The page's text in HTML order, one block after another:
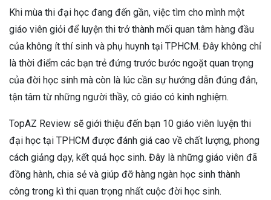
Khi mùa thi đại học đang đến gần, việc tìm cho mình một
giáo viên giỏi để luyện thi trở thành mối quan tâm hàng đầu
của không ít thí sinh và phụ huynh tại TPHCM. Đây không chỉ
là thời điểm các bạn trẻ đứng trước bước ngoặt quan trọng
của đời học sinh mà còn là lúc cần sự hướng dẫn đúng đắn,
tận tâm từ những người thầy, cô giáo có kinh nghiệm.
TopAZ Review sẽ giới thiệu đến bạn 10 giáo viên luyện thi
đại học tại TPHCM được đánh giá cao về chất lượng, phong
cách giảng dạy, kết quả học sinh. Đây là những giáo viên đã
đồng hành, chia sẻ và giúp đỡ hàng ngàn học sinh thành
công trong kì thi quan trọng nhất cuộc đời học sinh.